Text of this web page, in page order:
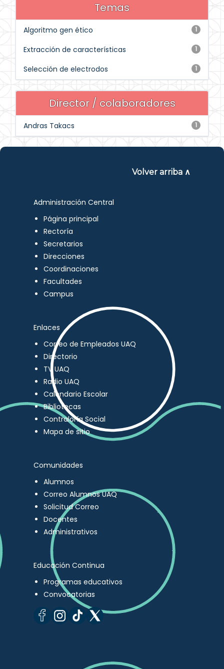
Temas
1
Algoritmo gen ético
1
Extracción de características
1
Selección de electrodos
Director / colaboradores
1
Andras Takacs
Volver arriba ∧
Administración Central
Página principal
Rectoría
Secretarios
Direcciones
Coordinaciones
Facultades
Campus
Enlaces
Correo de Empleados UAQ
Directorio
TV UAQ
Radio UAQ
Calendario Escolar
Bibliotecas
Contraloría Social
Mapa de sitio
Comunidades
Alumnos
Correo Alumnos UAQ
Solicitud Correo
Docentes
Administrativos
Educación Continua
Programas educativos
Convocatorias